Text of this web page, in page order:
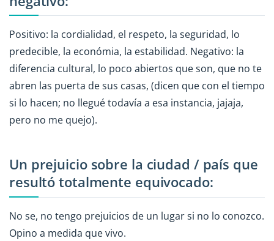
Positivo: la cordialidad, el respeto, la seguridad, lo
predecible, la económia, la estabilidad. Negativo: la
diferencia cultural, lo poco abiertos que son, que no te
abren las puerta de sus casas, (dicen que con el tiempo
si lo hacen; no llegué todavía a esa instancia, jajaja,
pero no me quejo).
Un prejuicio sobre la ciudad / país que
resultó totalmente equivocado:
No se, no tengo prejuicios de un lugar si no lo conozco.
Opino a medida que vivo.